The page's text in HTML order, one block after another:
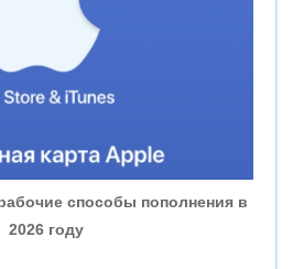
способы пополнения в
2026 году